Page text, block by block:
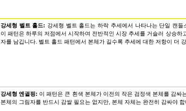
강세형 벨트 홀드: 강세형 벨트 홀드는 하락 추세에서 나타나는 단일 캔
이 패턴은 하루의 저점에서 시작하여 전반적인 시장 추세를 거슬러 상승
자를 남깁니다. 벨트 홀드 패턴에서 본체가 길수록 추세에 대한 저항이 더
강세형 엔귈핑: 이 패턴은 큰 흰색 본체가 이전의 작은 검정색 본체를 감
본체의 그림자를 반드시 감쌀 필요는 없지만, 본체 자체는 완전히 감싸야